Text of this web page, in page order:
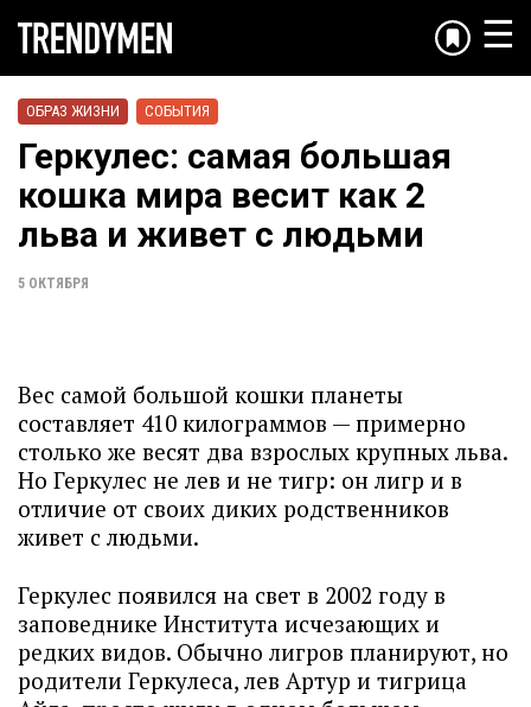
☰
ОБРАЗ ЖИЗНИ СОБЫТИЯ
Геркулес: самая большая
кошка мира весит как 2
льва и живет с людьми
5 ОКТЯБРЯ
Вес самой большой кошки планеты
составляет 410 килограммов — примерно
столько же весят два взрослых крупных льва.
Но Геркулес не лев и не тигр: он лигр и в
отличие от своих диких родственников
живет с людьми.
Геркулес появился на свет в 2002 году в
заповеднике Института исчезающих и
редких видов. Обычно лигров планируют, но
родители Геркулеса, лев Артур и тигрица